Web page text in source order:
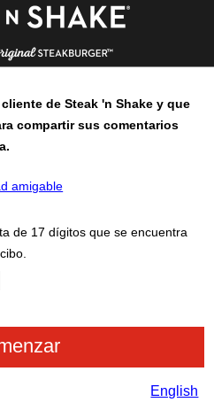
cliente deSteak 'n Shake y que
compartir sus comentarios
amigable
de 17 dígitos que se encuentra
English